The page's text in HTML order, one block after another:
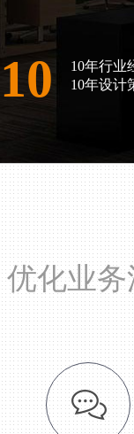
10
10年行业
10年设计
优化业